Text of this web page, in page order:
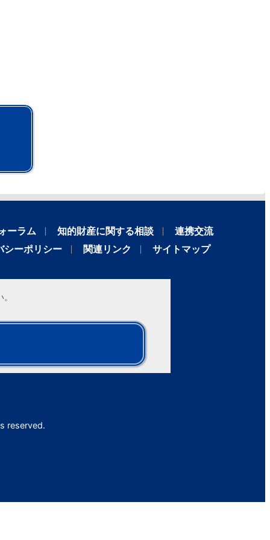
ーラム 知的財産に関する相談
連携交流
シーポリシー
関連リンク サイトマップ
reserved.